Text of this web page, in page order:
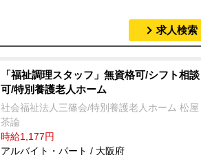
求人検索
「福祉調理スタッフ」無資格可/シフト相談
可/特別養護老人ホーム
社会福祉法人三篠会/特別養護老人ホーム 松屋
茶論
時給1,177円
アルバイト・パート / 大阪府